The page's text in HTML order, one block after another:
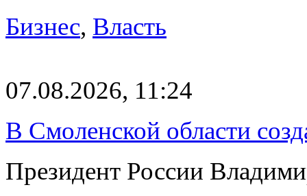
Бизнес, Власть
07.08.2026, 11:24
В Смоленской области
Президент России